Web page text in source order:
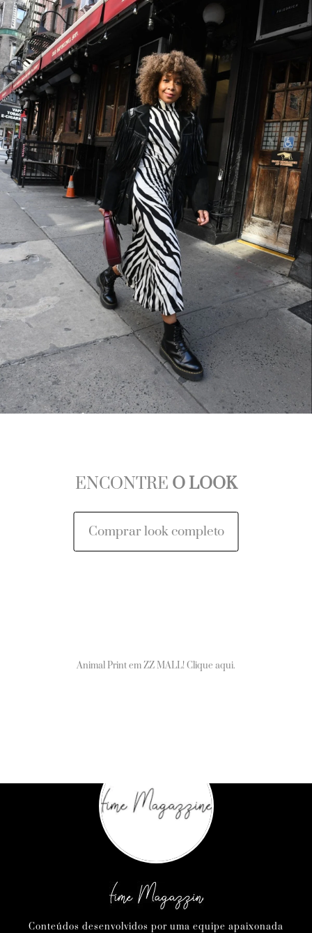
ENCONTRE O LOOK
Comprar look completo
Animal Print em ZZ MALL! Clique aqui.
Conteúdos desenvolvidos por uma equipe apaixonada